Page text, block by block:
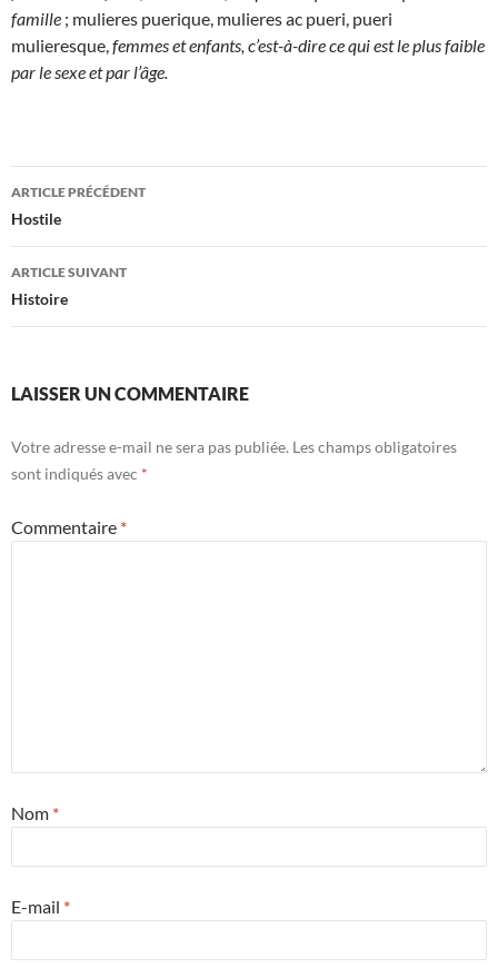
famille ; mulieres puerique, mulieres ac pueri, pueri
mulieresque,femmes et enfants, c’est-à-dire ce qui est le plus faible
par le sexe et par l’âge.
Navigation
des
articles
ARTICLE PRÉCÉDENT
Hostile
ARTICLE SUIVANT
Histoire
LAISSER UN COMMENTAIRE
Votre adresse e-mail ne sera pas publiée. Les champs obligatoires
sont indiqués avec *
Commentaire *
Nom *
E-mail *